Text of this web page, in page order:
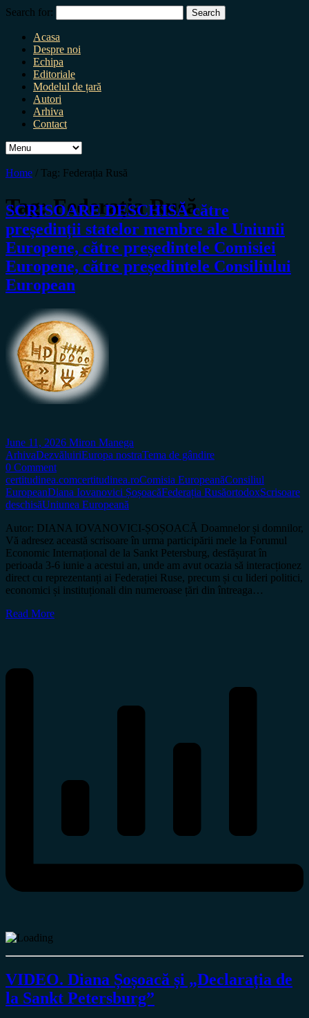
Search for:
Acasa
Despre noi
Echipa
Editoriale
Modelul de țară
Autori
Arhiva
Contact
Home / Tag: Federația Rusă
Tag:Federația Rusă
SCRISOARE DESCHISĂ către
președinții statelor membre ale Uniunii
Europene, către președintele Comisiei
Europene, către președintele Consiliului
European
June 11, 2026 Miron Manega
ArhivaDezvăluiriEuropa nostraTema de gândire
0 Comment
certitudinea.comcertitudinea.roComisia EuropeanăConsiliul
EuropeanDiana Iovanovici ȘoșoacăFederația RusăortodoxScrisoare
deschisăUniunea Europeană
Autor: DIANA IOVANOVICI-ȘOȘOACĂ Doamnelor și domnilor,
Vă adresez această scrisoare în urma participării mele la Forumul
Economic Internațional de la Sankt Petersburg, desfășurat în
perioada 3-6 iunie a acestui an, unde am avut ocazia să interacționez
direct cu reprezentanți ai Federației Ruse, precum și cu lideri politici,
economici și instituționali din numeroase țări din întreaga…
Read More
VIDEO. Diana Șoșoacă și „Declarația de
la Sankt Petersburg”